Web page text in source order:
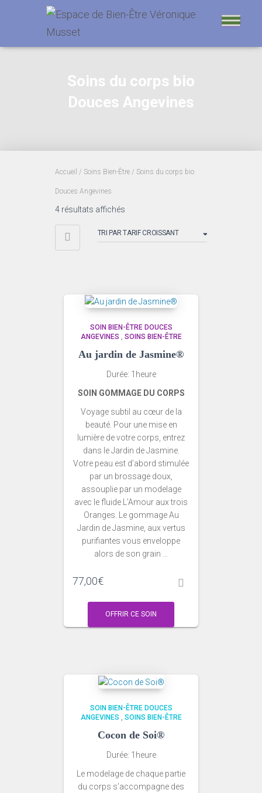
Soins du corps bio
Douces Angevines
Accueil / Soins Bien-Être / Soins du corps bio
Douces Angevines
4 résultats affichés
prix
SOIN BIEN-ÊTRE DOUCES
ANGEVINES , SOINS BIEN-ÊTRE
Au jardin de Jasmine®
Durée: 1heure
SOIN GOMMAGE DU CORPS
Voyage subtil au cœur de la
beauté. Pour une mise en
lumière de votre corps, entrez
dans le Jardin de Jasmine.
Votre peau est d’abord stimulée
par un brossage doux,
assouplie par un modelage
avec le fluide L’Amour aux trois
Oranges. Le gommage Au
Jardin de Jasmine, aux vertus
purifiantes vous enveloppe
alors de son grain …
77,00€
OFFRIR CE SOIN
SOIN BIEN-ÊTRE DOUCES
ANGEVINES
SOINS BIEN-ÊTRE
Cocon de Soi®
Durée: 1heure
Le modelage de chaque partie
du corps s’accompagne des